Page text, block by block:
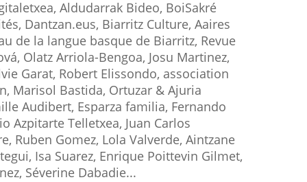
Aldudarrak Bideo, BoiSakré
Dantzan.eus, Biarritz Culture, Aaires
de la langue basque de Biarritz, Revue
Olatz Arriola-Bengoa, Josu Martinez,
Garat, Robert Elissondo, association
Marisol Bastida, Ortuzar & Ajuria
Audibert, Esparza familia, Fernando
Azpitarte Telletxea, Juan Carlos
Ruben Gomez, Lola Valverde, Aintzane
Isa Suarez, Enrique Poittevin Gilmet,
Séverine Dabadie...